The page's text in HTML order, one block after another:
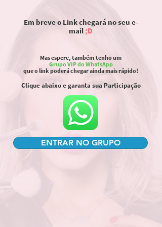
Em breve o Link chegará no seu e-
mail ;D
Mas espere, também tenho um
Grupo VIP do WhatsApp
que o link poderá chegar ainda mais rápido!
Clique abaixo e garanta sua Participação
ENTRAR NO GRUPO